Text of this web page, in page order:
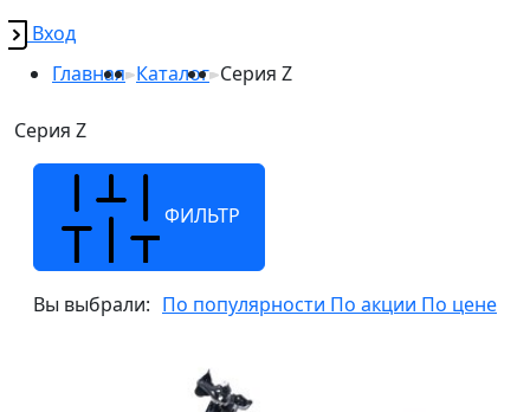
Вход
Главная Каталог Серия Z
Серия Z
ФИЛЬТР
Вы выбрали: По популярности По акции По цене